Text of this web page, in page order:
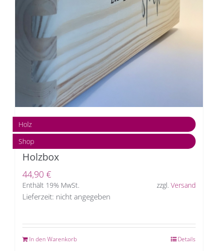
Holz
Shop
Holzbox
44,90 €
Enthält 19% MwSt. zzgl. Versand
Lieferzeit: nicht angegeben
In den Warenkorb Details